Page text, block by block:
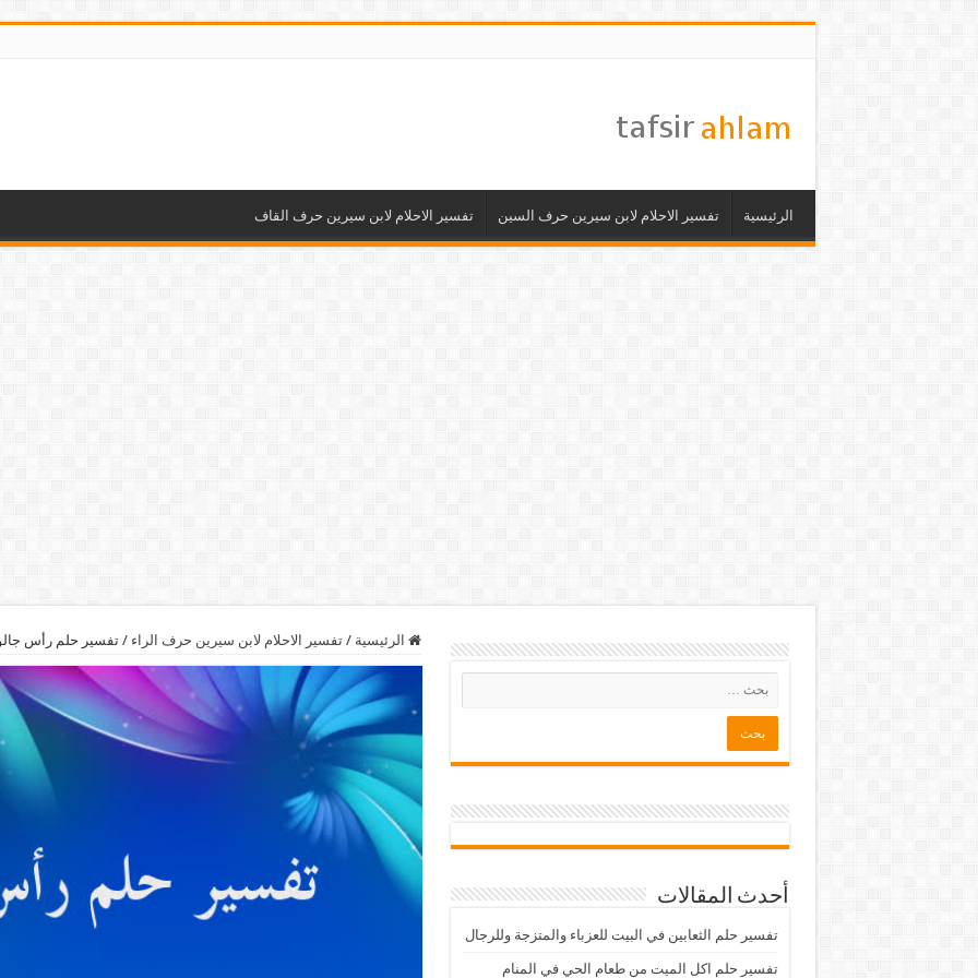
الرئيسية تفسير الاحلام لابن سيرين حرف السين تفسير الاحلام لابن سيرين حرف القاف
الرئيسية / تفسير الاحلام لابن سيرين حرف الراء / تفسير حلم رأس
أحدث المقالات
تفسير حلم الثعابين في البيت للعزباء والمتزجة وللرجال
تفسير حلم اكل الميت من طعام الحي في المنام